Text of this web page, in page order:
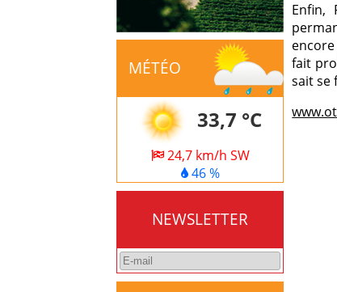
Enfin,
fait
sait se
MÉTÉO
33,7 °C
24,7 km/h SW
46 %
NEWSLETTER